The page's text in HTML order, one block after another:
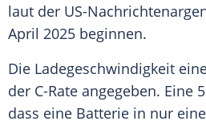
laut der US-
April 2025 beginnen.
Die Ladegeschwindigkeit
der C-Rate angegeben. Eine
dass eine Batterie in nur